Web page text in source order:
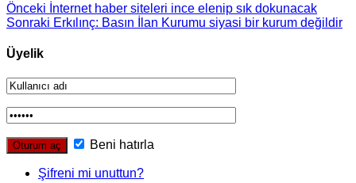
Önceki İnternet haber siteleri ince elenip sık dokunacak
Sonraki Erkılınç: Basın İlan Kurumu siyasi bir kurum değildir
Üyelik
Beni hatırla
Şifreni mi unuttun?